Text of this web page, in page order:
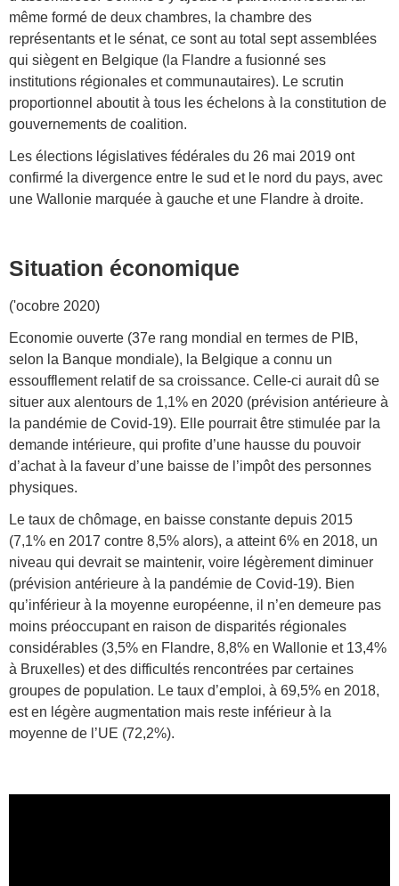
même formé de deux chambres, la chambre des
représentants et le sénat, ce sont au total sept assemblées
qui siègent en Belgique (la Flandre a fusionné ses
institutions régionales et communautaires). Le scrutin
proportionnel aboutit à tous les échelons à la constitution de
gouvernements de coalition.
Les élections législatives fédérales du 26 mai 2019 ont
confirmé la divergence entre le sud et le nord du pays, avec
une Wallonie marquée à gauche et une Flandre à droite.
Situation économique
('ocobre 2020)
Economie ouverte (37e rang mondial en termes de PIB,
selon la Banque mondiale), la Belgique a connu un
essoufflement relatif de sa croissance. Celle-ci aurait dû se
situer aux alentours de 1,1% en 2020 (prévision antérieure à
la pandémie de Covid-19). Elle pourrait être stimulée par la
demande intérieure, qui profite d’une hausse du pouvoir
d’achat à la faveur d’une baisse de l’impôt des personnes
physiques.
Le taux de chômage, en baisse constante depuis 2015
(7,1% en 2017 contre 8,5% alors), a atteint 6% en 2018, un
niveau qui devrait se maintenir, voire légèrement diminuer
(prévision antérieure à la pandémie de Covid-19). Bien
qu’inférieur à la moyenne européenne, il n’en demeure pas
moins préoccupant en raison de disparités régionales
considérables (3,5% en Flandre, 8,8% en Wallonie et 13,4%
à Bruxelles) et des difficultés rencontrées par certaines
groupes de population. Le taux d’emploi, à 69,5% en 2018,
est en légère augmentation mais reste inférieur à la
moyenne de l’UE (72,2%).